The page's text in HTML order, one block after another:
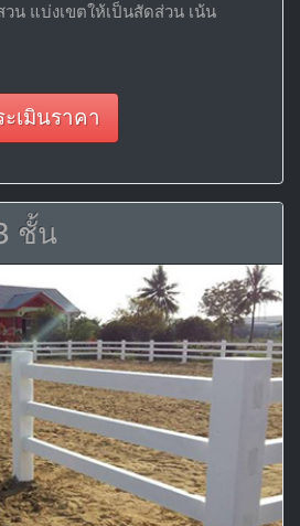
น แบ่งเขตให้เป็นสัดส่วน เน้น
เมินราคา
ชั้น